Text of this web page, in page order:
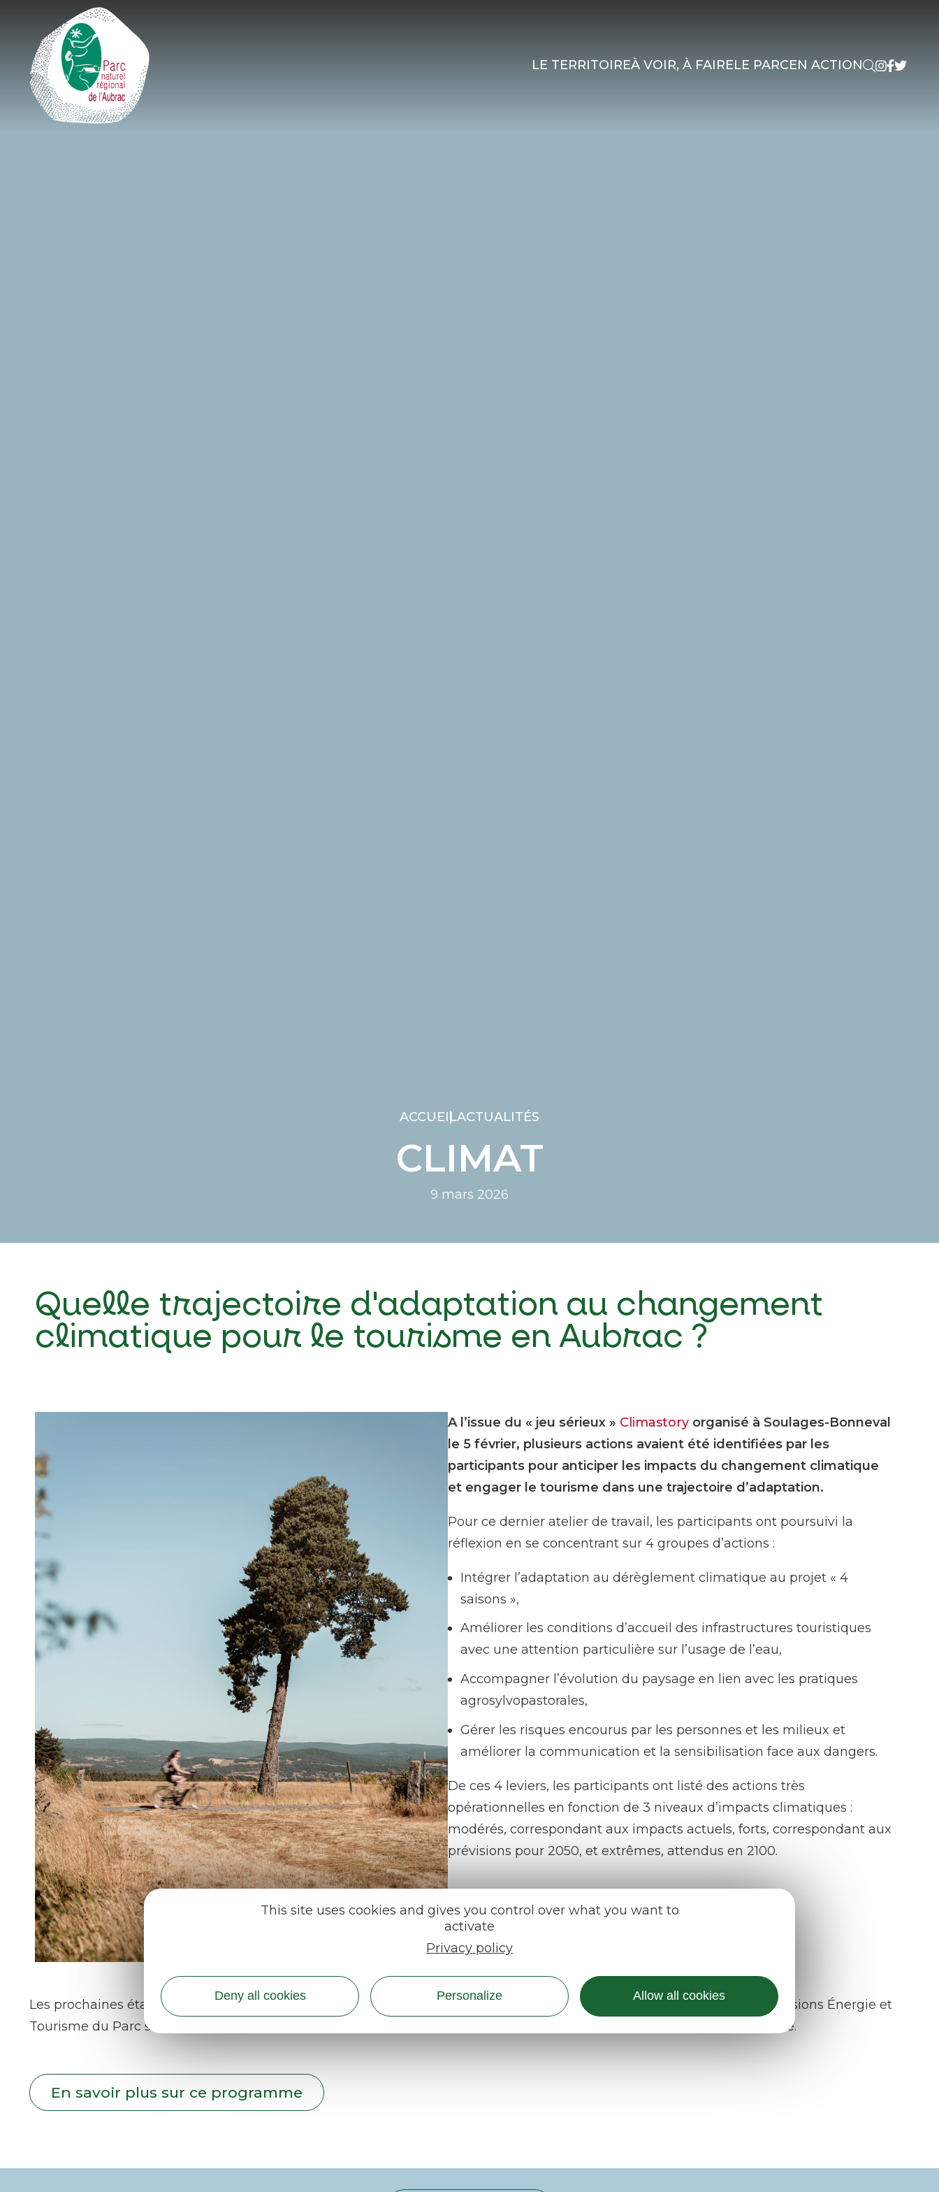
LE TERRITOIREÀ VOIR, À FAIRELE PARCEN ACTION
ACCUEILACTUALITÉS
CLIMAT
9 mars 2026
Quelle trajectoire d'adaptation au changement
climatique pour le tourisme en Aubrac ?
A l’issue du « jeu sérieux » Climastoryorganisé à Soulages-Bonneval
le 5 février, plusieurs actions avaient été identifiées par les
participants pour anticiper les impacts du changement climatique
et engager le tourisme dans une trajectoire d’adaptation.
Pour ce dernier atelier de travail, les participants ont poursuivi la
réflexion en se concentrant sur 4 groupes d’actions :
Intégrer l’adaptation au dérèglement climatique au projet « 4
saisons »,
Améliorer les conditions d’accueil des infrastructures touristiques
avec une attention particulière sur l’usage de l’eau,
Accompagner l’évolution du paysage en lien avec les pratiques
agrosylvopastorales,
Gérer les risques encourus par les personnes et les milieux et
améliorer la communication et la sensibilisation face aux dangers.
De ces 4 leviers, les participants ont listé des actions très
opérationnelles en fonction de 3 niveaux d’impacts climatiques :
modérés, correspondant aux impacts actuels, forts, correspondant aux
prévisions pour 2050, et extrêmes, attendus en 2100.
Les prochaines étapes de travail interviendront après le renouvellement des élus du Parc. Les nouveaux élus des commissions Énergie et
Tourisme du Parc seront invités à s’emparer du sujet et à définir, à terme, les suites des actions à conduire sur le territoire.
En savoir plus sur ce programme
Cookies management panel
This site uses cookies and gives you control over what you want to
activate
Privacy policy
Allow all cookies
Personalize
Deny all cookies